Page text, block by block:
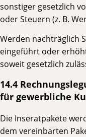
sonstiger gesetzlich
oder Steuern (z. B.
Werden nachträglich
eingeführt oder
soweit gesetzlich
14.4
für gewerbliche
Die Inseratpakete
dem vereinbarten